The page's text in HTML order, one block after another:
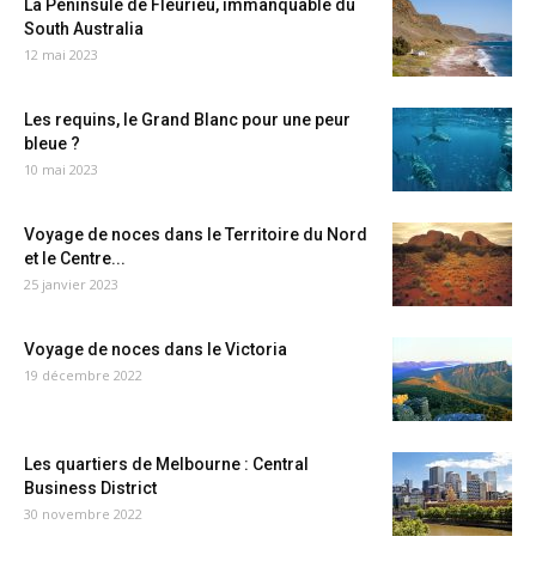
La Péninsule de Fleurieu, immanquable du
South Australia
12 mai 2023
Les requins, le Grand Blanc pour une peur
bleue ?
10 mai 2023
Voyage de noces dans le Territoire du Nord
et le Centre...
25 janvier 2023
Voyage de noces dans le Victoria
19 décembre 2022
Les quartiers de Melbourne : Central
Business District
30 novembre 2022